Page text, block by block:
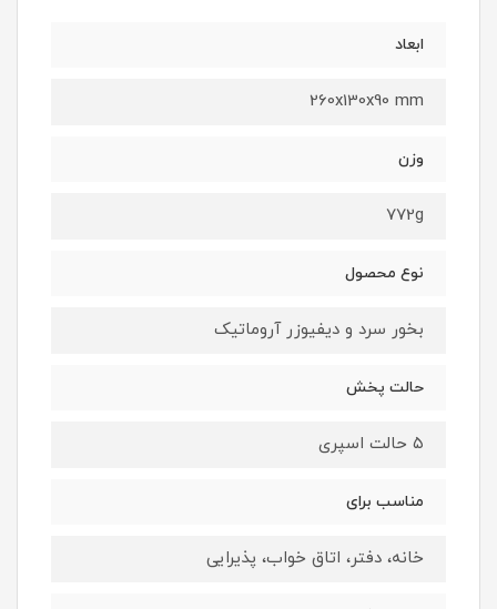
ابعاد
260x130x90 mm
وزن
772g
نوع محصول
بخور سرد و دیفیوزر آروماتیک
حالت پخش
۵ حالت اسپری
مناسب برای
خانه، دفتر، اتاق خواب، پذیرایی